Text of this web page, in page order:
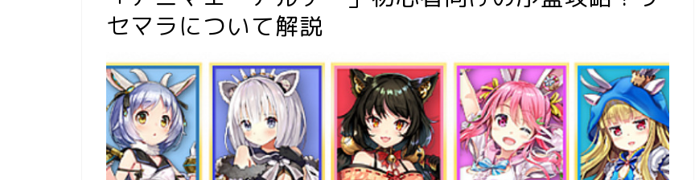
セマラについて解説